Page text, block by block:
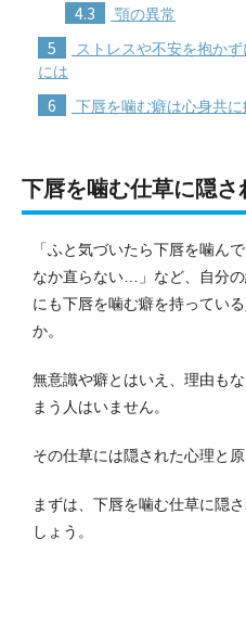
4.3 顎の異常
5
ストレスや不安を抱か
には
6 下唇を噛む癖は心身共に
下唇を噛む仕草に隠さ
「ふと気づいたら下唇を噛ん
なか直らない…」など、自分
にも下唇を噛む癖を持ってい
か。
無意識や癖とはいえ、理由も
まう人はいません。
その仕草には隠された心理と原
まずは、下唇を噛む仕草に隠
しょう。